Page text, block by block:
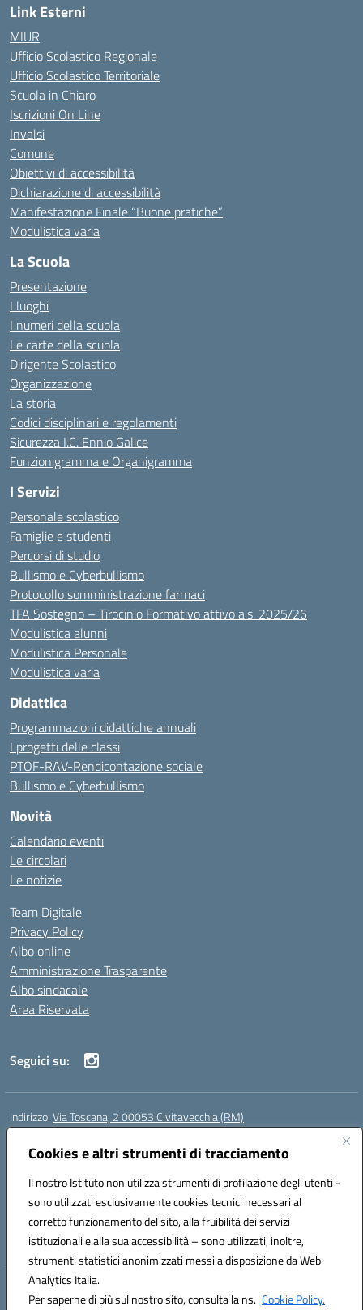
Cookies e altri strumenti di tracciamento
Il nostro Istituto non utilizza strumenti di profilazione degli utenti -
sono utilizzati esclusivamente cookies tecnici necessari al
corretto funzionamento del sito, alla fruibilità dei servizi
istituzionali e alla sua accessibilità – sono utilizzati, inoltre,
strumenti statistici anonimizzati messi a disposizione da Web
Analytics Italia.
Per saperne di più sul nostro sito, consulta la ns. Cookie Policy.
Link Esterni
MIUR
Ufficio Scolastico Regionale
Ufficio Scolastico Territoriale
Scuola in Chiaro
Iscrizioni On Line
Invalsi
Comune
Obiettivi di accessibilità
Dichiarazione di accessibilità
Manifestazione Finale “Buone pratiche”
Modulistica varia
La Scuola
Presentazione
I luoghi
I numeri della scuola
Le carte della scuola
Dirigente Scolastico
Organizzazione
La storia
Codici disciplinari e regolamenti
Sicurezza I.C. Ennio Galice
Funzionigramma e Organigramma
I Servizi
Personale scolastico
Famiglie e studenti
Percorsi di studio
Bullismo e Cyberbullismo
Protocollo somministrazione farmaci
TFA Sostegno – Tirocinio Formativo attivo a.s. 2025/26
Modulistica alunni
Modulistica Personale
Modulistica varia
Didattica
Programmazioni didattiche annuali
I progetti delle classi
PTOF-RAV-Rendicontazione sociale
Bullismo e Cyberbullismo
Novità
Calendario eventi
Le circolari
Le notizie
Team Digitale
Privacy Policy
Albo online
Amministrazione Trasparente
Albo sindacale
Area Riservata
Seguici su:
Indirizzo:Via Toscana, 2 00053 Civitavecchia (RM)
Centralino:
Posta elettronica certificata (PEC):rmic8b900g@pec.istruzione.it
Codice fiscale: 91038380589
Codice meccanografico:RMIC8B900G
Codice Indice delle Pubbliche Amministrazioni (IPA): istsc_rmic8b900g
Codice unico di fatturazione (CUF): UFP4NO
Hosting & Powered by 3D Solution S.r.l.